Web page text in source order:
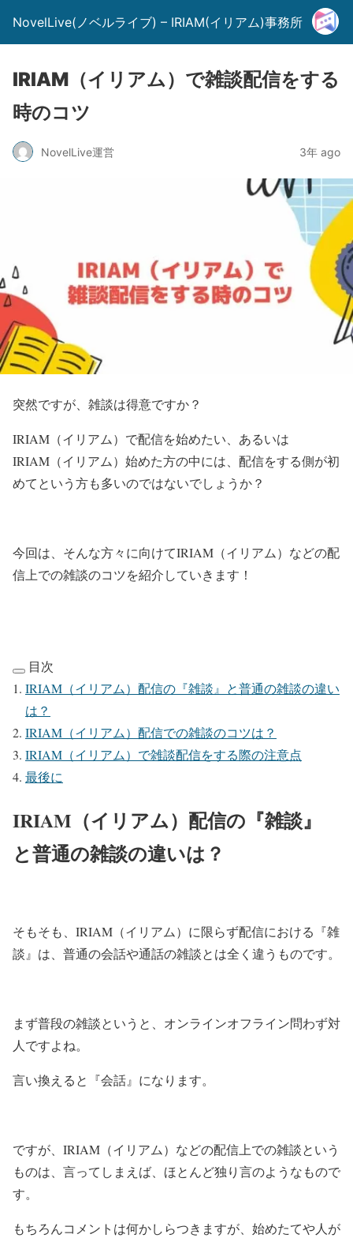
NovelLive(ノベルライブ) – IRIAM(イリアム)事務所
IRIAM（イリアム）で雑談配信をする
時のコツ
NovelLive運営 3年 ago
突然ですが、雑談は得意ですか？
IRIAM（イリアム）で配信を始めたい、あるいは
IRIAM（イリアム）始めた方の中には、配信をする側が初
めてという方も多いのではないでしょうか？
今回は、そんな方々に向けてIRIAM（イリアム）などの配
信上での雑談のコツを紹介していきます！
目次
IRIAM（イリアム）配信の『雑談』と普通の雑談の違い
は？
IRIAM（イリアム）配信での雑談のコツは？
IRIAM（イリアム）で雑談配信をする際の注意点
最後に
IRIAM（イリアム）配信の『雑談』
と普通の雑談の違いは？
そもそも、IRIAM（イリアム）に限らず配信における『雑
談』は、普通の会話や通話の雑談とは全く違うものです。
まず普段の雑談というと、オンラインオフライン問わず対
人ですよね。
言い換えると『会話』になります。
ですが、IRIAM（イリアム）などの配信上での雑談という
ものは、言ってしまえば、ほとんど独り言のようなもので
す。
もちろんコメントは何かしらつきますが、始めたてや人が